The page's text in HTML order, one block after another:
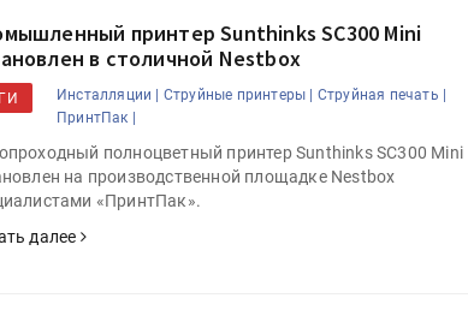
принтер Sunthinks SC300 Mini
в столичной Nestbox
Инсталляции | Струйные принтеры |
Струйная печать |
ПринтПак |
полноцветный принтер Sunthinks SC300 Mini
на производственной площадке Nestbox
«ПринтПак».
далее